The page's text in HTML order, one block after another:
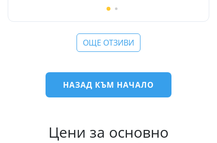
ОЩЕ ОТЗИВИ
НАЗАД КЪМ НАЧАЛО
Цени за основно